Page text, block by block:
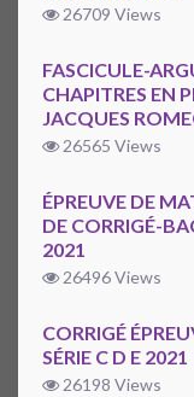
26709 Views
FASCICULE-
CHAPITRES EN
JACQUES
26565 Views
ÉPREUVE DE
DE CORRIGÉ-
2021
26496 Views
CORRIGÉ
SÉRIE C D E 2021
26198 Views